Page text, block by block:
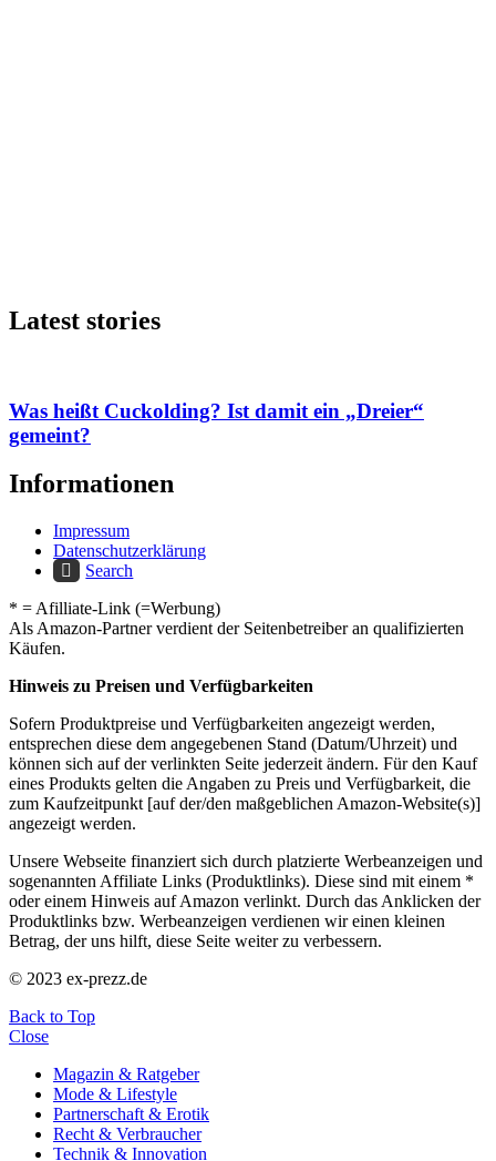
Latest stories
Was heißt Cuckolding? Ist damit ein „Dreier“
gemeint?
Informationen
Impressum
Datenschutzerklärung
Search
* = Afilliate-Link (=Werbung)
Als Amazon-Partner verdient der Seitenbetreiber an qualifizierten
Käufen.
Hinweis zu Preisen und Verfügbarkeiten
Sofern Produktpreise und Verfügbarkeiten angezeigt werden,
entsprechen diese dem angegebenen Stand (Datum/Uhrzeit) und
können sich auf der verlinkten Seite jederzeit ändern. Für den Kauf
eines Produkts gelten die Angaben zu Preis und Verfügbarkeit, die
zum Kaufzeitpunkt [auf der/den maßgeblichen Amazon-Website(s)]
angezeigt werden.
Unsere Webseite finanziert sich durch platzierte Werbeanzeigen und
sogenannten Affiliate Links (Produktlinks). Diese sind mit einem *
oder einem Hinweis auf Amazon verlinkt. Durch das Anklicken der
Produktlinks bzw. Werbeanzeigen verdienen wir einen kleinen
Betrag, der uns hilft, diese Seite weiter zu verbessern.
© 2023 ex-prezz.de
Back to Top
Close
Magazin & Ratgeber
Mode & Lifestyle
Partnerschaft & Erotik
Recht & Verbraucher
Technik & Innovation